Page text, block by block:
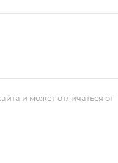
и может отличаться от